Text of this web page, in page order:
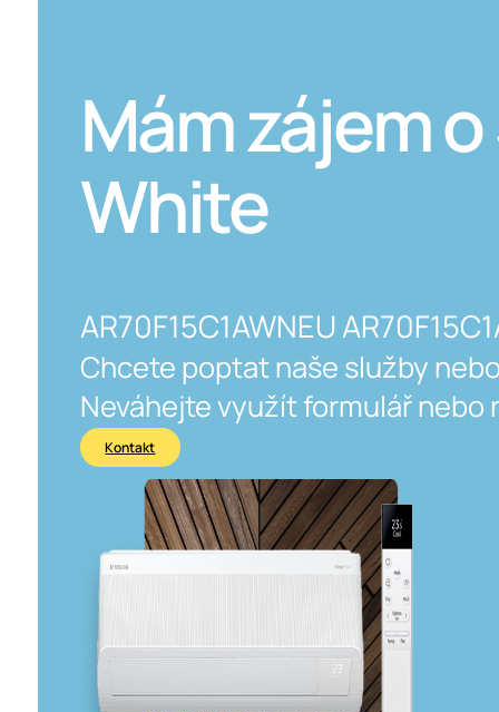
Mám zájem
White
AR70F15C1AWNEU
Chcete poptat naše služby
Neváhejte využít formulář nebo
Kontakt